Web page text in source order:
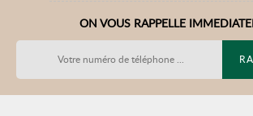
ON VOUS RAPPELLE